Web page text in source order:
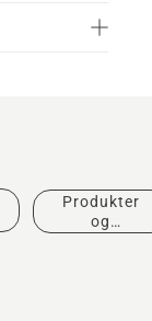
Produkter
og